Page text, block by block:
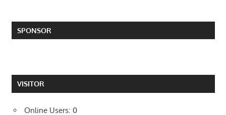
SPONSOR
VISITOR
Online Users: 0